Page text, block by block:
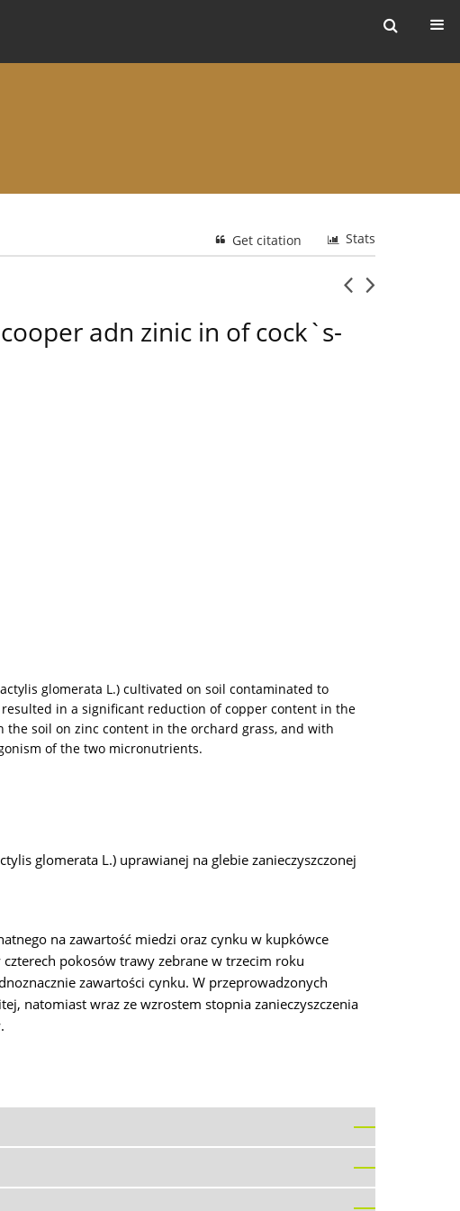
Stats
Get citation
adn zinic in of cock`s-
glomerata L.) cultivated on soil contaminated to
in a significant reduction of copper content in the
soil on zinc content in the orchard grass, and with
of the two micronutrients.
glomerata L.) uprawianej na glebie zanieczyszczonej
na zawartość miedzi oraz cynku w kupkówce
pokosów trawy zebrane w trzecim roku
zawartości cynku. W przeprowadzonych
natomiast wraz ze wzrostem stopnia zanieczyszczenia